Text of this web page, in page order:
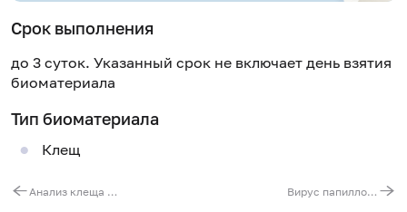
Срок выполнения
до 3 суток. Указанный срок не включает день взятия
биоматериала
Тип биоматериала
Клещ
Анализ клеща на риккетсиоз Вирус папилломы человека (Human Papillomavirus 6/11), ДНК, количественно